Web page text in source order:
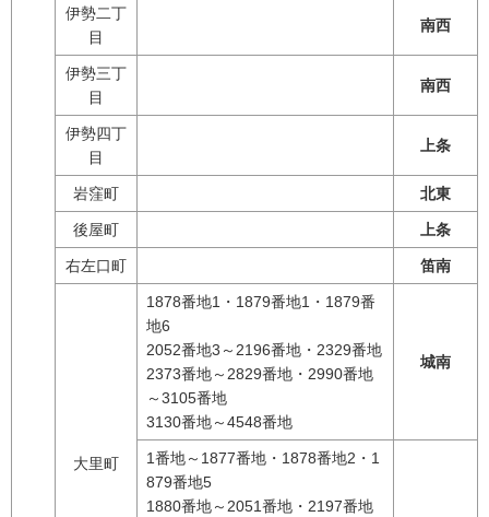
伊勢二丁
目
南西
伊勢三丁
目
南西
伊勢四丁
目
上条
岩窪町 北東
後屋町 上条
右左口町 笛南
大里町
1878番地1・1879番地1・1879番
地6
2052番地3～2196番地・2329番地
2373番地～2829番地・2990番地
～3105番地
3130番地～4548番地
城南
1番地～1877番地・1878番地2・1
879番地5
1880番地～2051番地・2197番地